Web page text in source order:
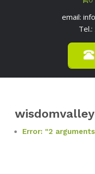
email:
Error: "2